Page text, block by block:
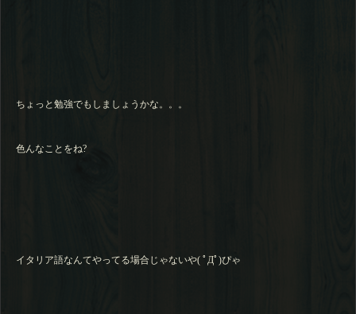
ちょっと勉強でもしましょうかな。。。
色んなことをね?
イタリア語なんてやってる場合じゃないや( ﾟДﾟ)ぴゃ